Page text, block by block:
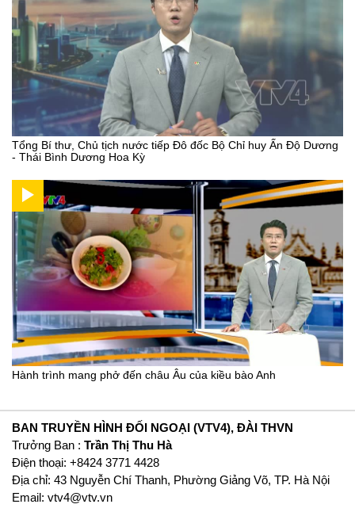
Tổng Bí thư, Chủ tịch nước tiếp Đô đốc Bộ Chỉ huy Ấn Độ Dương
- Thái Bình Dương Hoa Kỳ
Hành trình mang phở đến châu Âu của kiều bào Anh
BAN TRUYỀN HÌNH ĐỐI NGOẠI (VTV4), ĐÀI THVN
Trưởng Ban : Trần Thị Thu Hà
Ðiện thoại: +8424 3771 4428
Địa chỉ: 43 Nguyễn Chí Thanh, Phường Giảng Võ, TP. Hà Nội
Email: vtv4@vtv.vn